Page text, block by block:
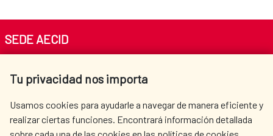
Tu privacidad nos importa
Usamos cookies para ayudarle a navegar de manera eficiente y
realizar ciertas funciones. Encontrará información detallada
SEDE AECID
Tel. +34 900 20 30 54​​​​​​​